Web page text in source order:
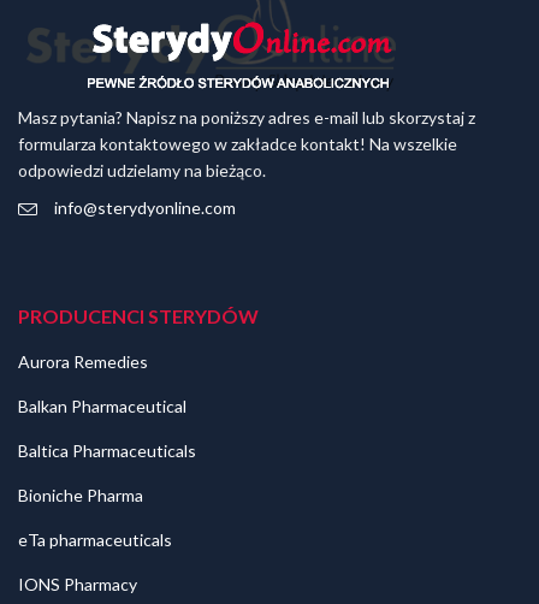
Masz pytania? Napisz na poniższy adres e-mail lub skorzystaj z
formularza kontaktowego w zakładce kontakt! Na wszelkie
odpowiedzi udzielamy na bieżąco.
info@sterydyonline.com
PRODUCENCI STERYDÓW
Aurora Remedies
Balkan Pharmaceutical
Baltica Pharmaceuticals
Bioniche Pharma
eTa pharmaceuticals
IONS Pharmacy